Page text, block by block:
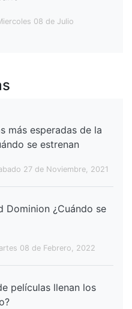
08 de Julio
más esperadas de la
se estrenan
27 de Noviembre, 2021
Dominion ¿Cuándo se
08 de Febrero, 2022
películas llenan los